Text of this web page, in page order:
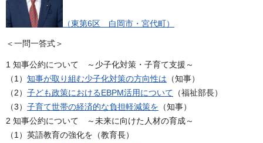
（東第6区 白岡市・宮代町）
＜一問一答式＞
1 知事公約について ～少子化対策・子育て支援～
（1） 知事が取り組む少子化対策の方向性は （知事）
（2） 子ども政策におけるEBPM活用について （福祉部長）
（3） 子育て世帯の経済的な負担軽減策を （知事）
2 知事公約について ～未来に向けた人材の育成～
（1）英語教育の強化を（教育長）